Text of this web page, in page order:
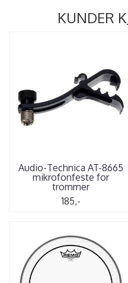
KUNDER
Audio-Technica AT-8665
mikrofonfeste for
trommer
185,-